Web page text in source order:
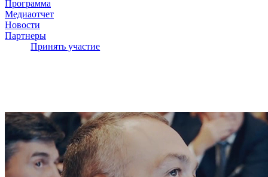
Программа
Медиаотчет
Новости
Партнеры
Принять участие